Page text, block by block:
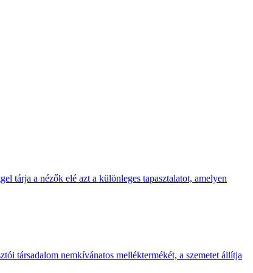
tárja a nézők elé azt a különleges tapasztalatot, amelyen
társadalom nemkívánatos melléktermékét, a szemetet állítja